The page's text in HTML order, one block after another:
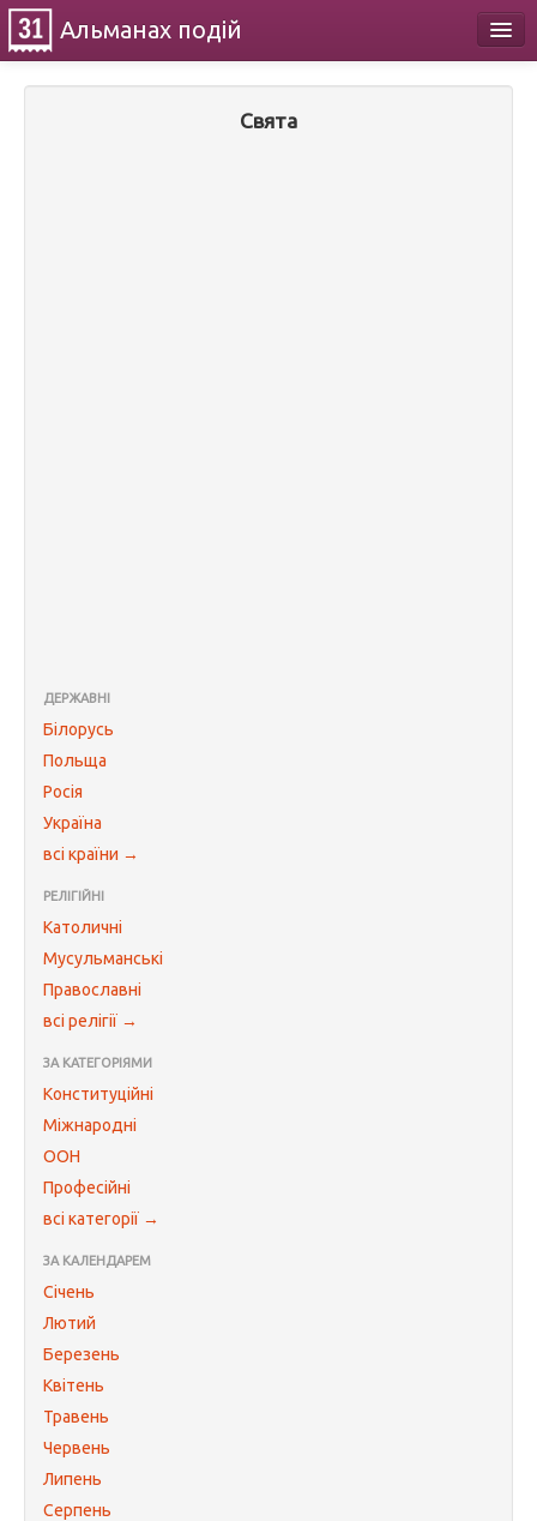
Альманах подій
Свята
ДЕРЖАВНІ
Білорусь
Польща
Росія
Україна
всі країни →
РЕЛІГІЙНІ
Католичні
Мусульманські
Православні
всі релігії →
ЗА КАТЕГОРІЯМИ
Конституційні
Міжнародні
ООН
Професійні
всі категорії →
ЗА КАЛЕНДАРЕМ
Січень
Лютий
Березень
Квітень
Травень
Червень
Липень
Серпень